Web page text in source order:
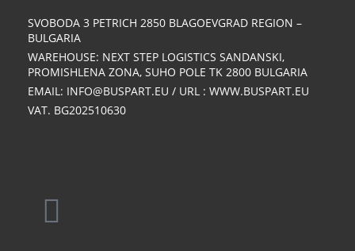
SVOBODA 3 PETRICH 2850 BLAGOEVGRAD REGION –
BULGARIA
WAREHOUSE: NEXT STEP LOGISTICS SANDANSKI,
PROMISHLENA ZONA, SUHO POLE ΤΚ 2800 BULGARIA
EMAIL: INFO@BUSPART.EU / URL : WWW.BUSPART.EU
VAT. BG202510630